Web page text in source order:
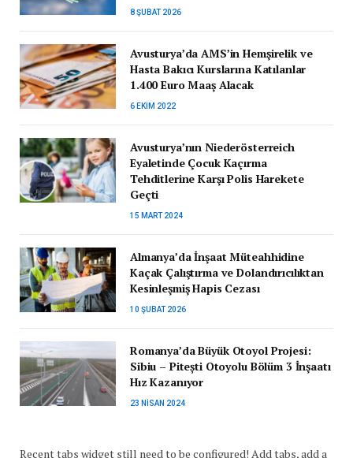
8 ŞUBAT 2026
Avusturya’da AMS’in Hemşirelik ve
Hasta Bakıcı Kurslarına Katılanlar
1.400 Euro Maaş Alacak
6 EKIM 2022
Avusturya’nın Niederösterreich
Eyaletinde Çocuk Kaçırma
Tehditlerine Karşı Polis Harekete
Geçti
15 MART 2024
Almanya’da İnşaat Müteahhidine
Kaçak Çalıştırma ve Dolandırıcılıktan
Kesinleşmiş Hapis Cezası
10 ŞUBAT 2026
Romanya’da Büyük Otoyol Projesi:
Sibiu – Pitești Otoyolu Bölüm 3 İnşaatı
Hız Kazanıyor
23 NISAN 2024
Recent tabs widget still need to be configured! Add tabs, add a